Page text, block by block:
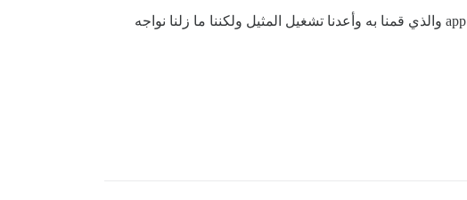
وفقًا لبعض المشاركات حول هذه المشكلة، تم اقتراح تغيير DISCOURSE_IP_10_SECS_LIMIT في ملف app.yml والذي قمنا به وأعدنا تشغيل المثيل ولكننا ما زلنا نواجه